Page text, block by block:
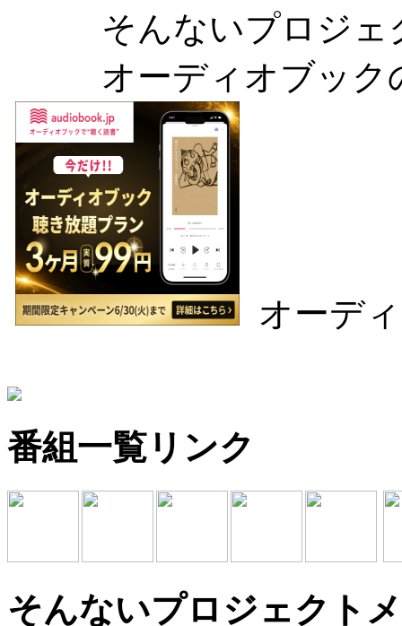
そんないプロジェ
オーディオブック
オーデ
番組一覧リンク
そんないプロジェクト